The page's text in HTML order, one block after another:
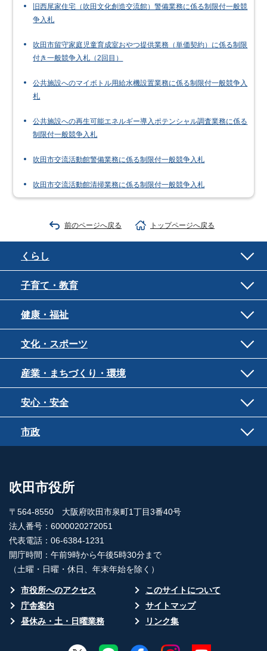
旧西尾家住宅（吹田文化創造交流館）警備業務に係る制限付一般競
争入札
吹田市留守家庭児童育成室おやつ提供業務（単価契約）に係る制限
付き一般競争入札（2回目）
公共施設へのマイボトル用給水機設置業務に係る制限付一般競争入
札
公共施設への再生可能エネルギー導入ポテンシャル調査業務に係る
制限付一般競争入札
吹田市交流活動館警備業務に係る制限付一般競争入札
吹田市交流活動館清掃業務に係る制限付一般競争入札
前のページへ戻る トップページへ戻る
くらし
子育て・教育
健康・福祉
文化・スポーツ
産業・まちづくり・環境
安心・安全
市政
吹田市役所
〒564-8550 大阪府吹田市泉町1丁目3番40号
法人番号：6000020272051
代表電話：06-6384-1231
開庁時間：午前9時から午後5時30分まで
（土曜・日曜・休日、年末年始を除く）
市役所へのアクセス
このサイトについて
庁舎案内
サイトマップ
昼休み・土・日曜業務
リンク集